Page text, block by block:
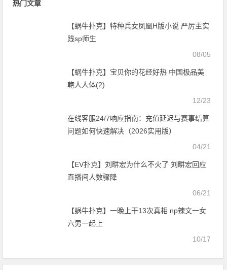
热门文章
【蜗牛扑克】特种兵女凤凰H版小说 严厉主实
践sp师生
08/05
【蜗牛扑克】宝贝你的花经好热 中国极品美
軳人人体(2)
12/23
在线客服24/7响应指南：充值延迟与赛事结算
问题如何快速解决（2026实用版）
04/21
【EV扑克】刘畊宏为什么不火了 刘畊宏回应
直播间人数骤降
06/21
【蜗牛扑克】一晚上干13次真相 np辣文一女
六男一起上
10/17